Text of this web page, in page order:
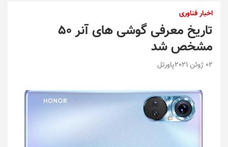
اخبار فناوری
تاریخ معرفی گوشی های آنر ۵۰
مشخص شد
02 ژوئن 2021 پاورتل